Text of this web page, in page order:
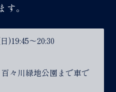
。
)19:45～20:30
々川緑地公園まで車で